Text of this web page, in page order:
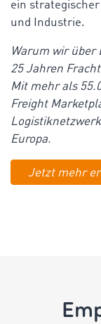
ein
und Industrie.
Warum wir über
25 Jahren
Mit mehr als
Freight
Europa.
Jetzt mehr